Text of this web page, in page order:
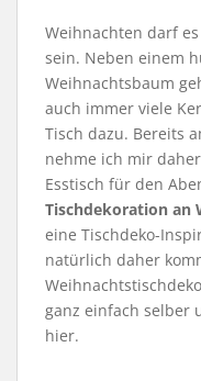
Weihnachten darf
sein. Neben einem
Weihnachtsbaum
auch immer viele
Tisch dazu. Bereits
nehme ich mir
Esstisch für den
Tischdekoration an
eine Tischdeko-
natürlich daher
ganz einfach selber
hier.